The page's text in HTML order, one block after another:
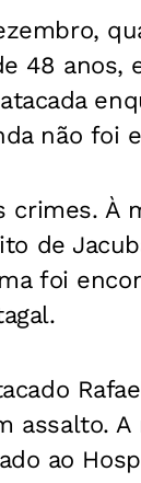
48 anos,
não foi
À
de
foi
assalto. A
ao